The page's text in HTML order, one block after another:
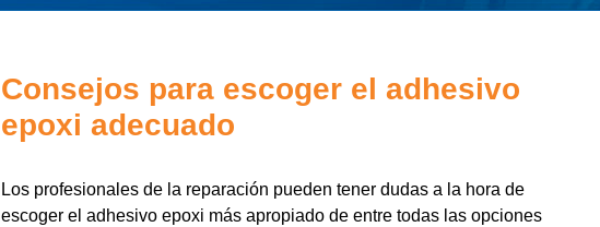
Consejos para escoger el adhesivo
epoxi adecuado
Los profesionales de la reparación pueden tener dudas a la hora de
escoger el adhesivo epoxi más apropiado de entre todas las opciones